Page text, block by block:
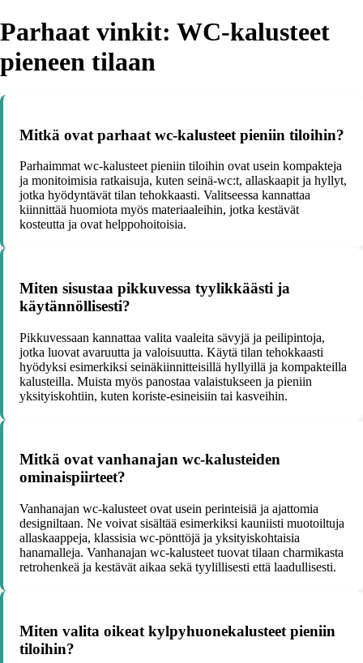
Parhaat vinkit: WC-kalusteet
pieneen tilaan
Mitkä ovat parhaat wc-kalusteet pieniin tiloihin?
Parhaimmat wc-kalusteet pieniin tiloihin ovat usein kompakteja
ja monitoimisia ratkaisuja, kuten seinä-wc:t, allaskaapit ja hyllyt,
jotka hyödyntävät tilan tehokkaasti. Valitseessa kannattaa
kiinnittää huomiota myös materiaaleihin, jotka kestävät
kosteutta ja ovat helppohoitoisia.
Miten sisustaa pikkuvessa tyylikkäästi ja
käytännöllisesti?
Pikkuvessaan kannattaa valita vaaleita sävyjä ja peilipintoja,
jotka luovat avaruutta ja valoisuutta. Käytä tilan tehokkaasti
hyödyksi esimerkiksi seinäkiinnitteisillä hyllyillä ja kompakteilla
kalusteilla. Muista myös panostaa valaistukseen ja pieniin
yksityiskohtiin, kuten koriste-esineisiin tai kasveihin.
Mitkä ovat vanhanajan wc-kalusteiden
ominaispiirteet?
Vanhanajan wc-kalusteet ovat usein perinteisiä ja ajattomia
designiltaan. Ne voivat sisältää esimerkiksi kauniisti muotoiltuja
allaskaappeja, klassisia wc-pönttöjä ja yksityiskohtaisia
hanamalleja. Vanhanajan wc-kalusteet tuovat tilaan charmikasta
retrohenkeä ja kestävät aikaa sekä tyylillisesti että laadullisesti.
Miten valita oikeat kylpyhuonekalusteet pieniin
tiloihin?